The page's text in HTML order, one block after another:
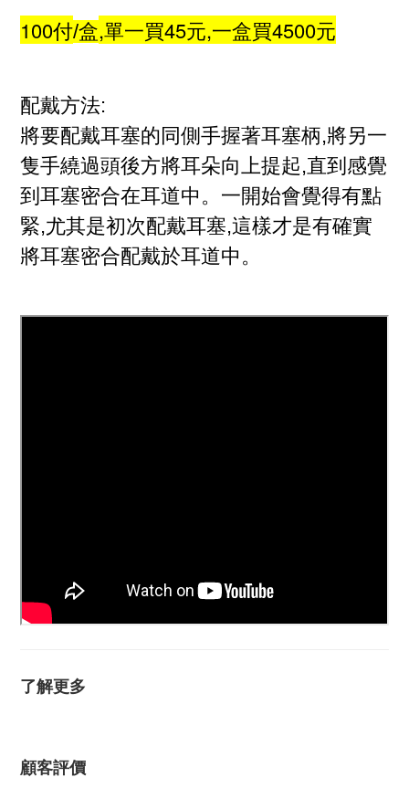
100付/盒,單一買45元,一盒買4500元
配戴方法:
將要配戴耳塞的同側手握著耳塞柄,將另一
隻手繞過頭後方將耳朵向上提起,直到感覺
到耳塞密合在耳道中。一開始會覺得有點
緊,尤其是初次配戴耳塞,這樣才是有確實
將耳塞密合配戴於耳道中。
了解更多
顧客評價